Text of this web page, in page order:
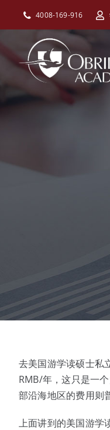
4008-169-916
去美国游学读硕士私
RMB/年，这只是一
部沿海地区的费用则
上面讲到的美国游学